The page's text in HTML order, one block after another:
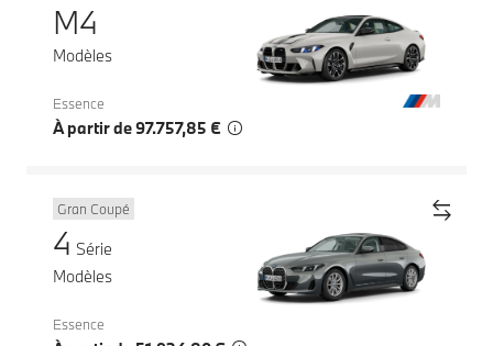
M4
Modèles
Essence
À partir de 97.757,85 €
Gran Coupé
4 Série
Modèles
Essence